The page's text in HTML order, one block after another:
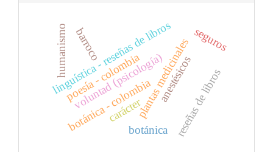
botánica - colombiaanestésicosreseñas de libros
linguística - reseñas de libros
plantas medicinales
botánica
voluntad (psicología)
carácter
seguros
poesía - colombia
humanismo barroco